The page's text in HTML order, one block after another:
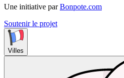
Une initiative par Bonpote.com
Soutenir le projet
Villes